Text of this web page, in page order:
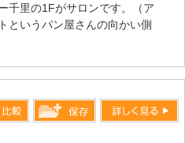
千里の1Fがサロンです。（ア
というパン屋さんの向かい側
す